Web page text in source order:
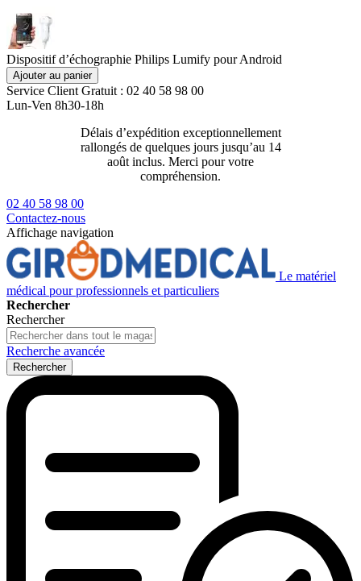
Dispositif d’échographie Philips Lumify pour Android
Ajouter au panier
Service Client Gratuit : 02 40 58 98 00
Lun-Ven 8h30-18h
Délais d’expédition exceptionnellement
rallongés de quelques jours jusqu’au 14
août inclus. Merci pour votre
compréhension.
02 40 58 98 00
Contactez-nous
Affichage navigation
Le matériel
médical pour professionnels et particuliers
Rechercher
Rechercher
Recherche avancée
Rechercher